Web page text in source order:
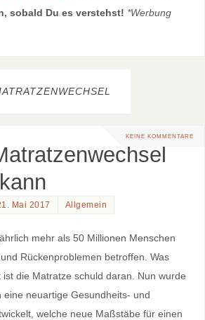
sobald Du es verstehst! *Werbung
KEINE KOMMENTARE
Mai 2017 Allgemein
mehr als 50 Millionen Menschen
Rückenproblemen betroffen. Was
die Matratze schuld daran. Nun wurde
eine neuartige Gesundheits- und
welche neue Maßstäbe für einen